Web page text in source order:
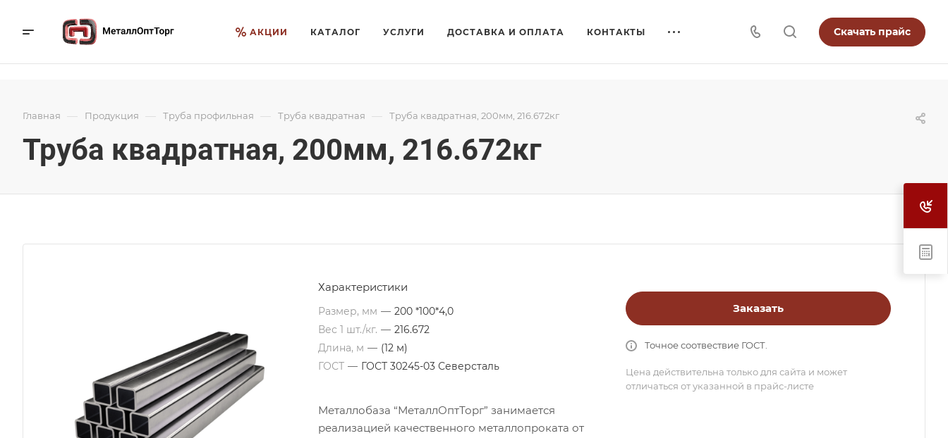
АКЦИИ КАТАЛОГ УСЛУГИ ДОСТАВКА И ОПЛАТА КОНТАКТЫ Скачать прайс
Главная — Продукция — Труба профильная — Труба квадратная — Труба квадратная, 200мм, 216.672кг
Труба квадратная, 200мм, 216.672кг
Характеристики
Размер, мм — 200 *100*4,0
Вес 1 шт./кг. — 216.672
Длина, м — (12 м)
ГОСТ — ГОСТ 30245-03 Северсталь
Металлобаза “МеталлОптТорг” занимается
реализацией качественного металлопроката от
Заказать
Точное соотвествие ГОСТ.
Цена действительна только для сайта и может
отличаться от указанной в прайс-листе